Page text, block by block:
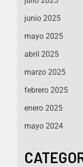
junio 2025
mayo 2025
abril 2025
marzo 2025
febrero 2025
enero 2025
mayo 2024